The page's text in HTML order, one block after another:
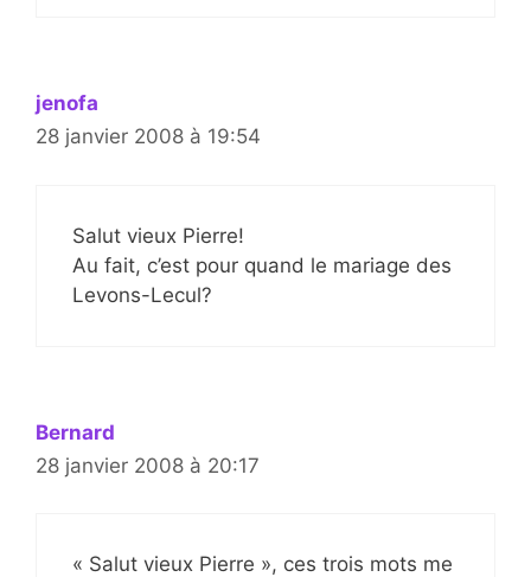
jenofa
28 janvier 2008 à 19:54
Salut vieux Pierre!
Au fait, c’est pour quand le mariage des
Levons-Lecul?
Bernard
28 janvier 2008 à 20:17
« Salut vieux Pierre », ces trois mots me